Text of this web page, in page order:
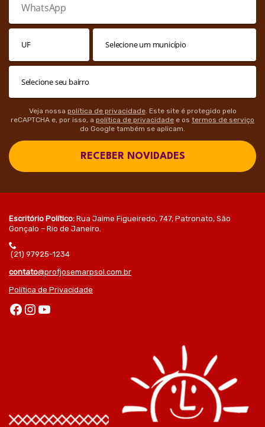
Veja nossa política de privacidade. Este site é protegido pelo
reCAPTCHA e, por isso, a política de privacidade e os termos de serviço
do Google também se aplicam.
RECEBER NOVIDADES
Escritório Político: Rua Jaime Figueiredo, 747, Patronato, São
Gonçalo – Rio de Janeiro.
(21) 97925-1234
contato@profjosemarpsol.com.br
Política de Privacidade
Facebook Instagram Youtube